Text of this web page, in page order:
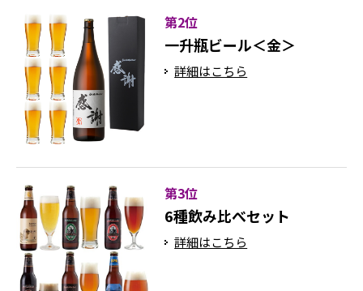
第2位
一升瓶ビール＜金＞
詳細はこちら
第3位
6種飲み比べセット
詳細はこちら